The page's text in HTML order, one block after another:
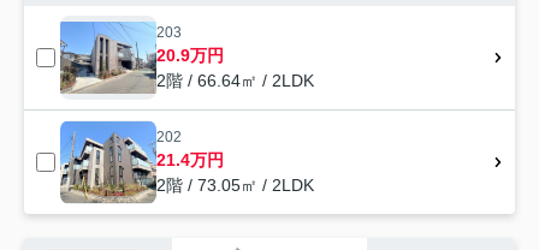
203
20.9万円
2階 / 66.64㎡ / 2LDK
202
21.4万円
2階 / 73.05㎡ / 2LDK